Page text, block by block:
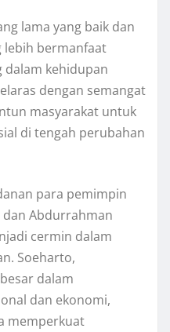
lama yang baik dan
lebih bermanfaat
kehidupan
dengan semangat
masyarakat untuk
di tengah perubahan
para pemimpin
Abdurrahman
cermin dalam
Soeharto,
dalam
dan ekonomi,
memperkuat